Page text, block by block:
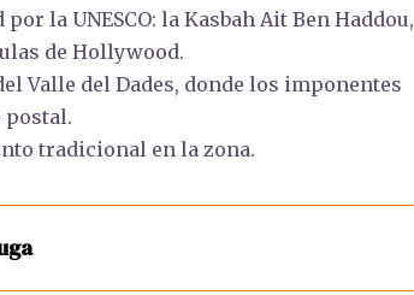
la UNESCO: la Kasbah Ait Ben Haddou,
de Hollywood.
Valle del Dades, donde los imponentes
postal.
tradicional en la zona.